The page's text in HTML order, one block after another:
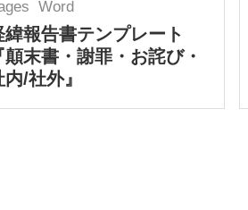
Word
緯報告書テンプレート
顛末書・謝罪・お詫び・
内/社外』